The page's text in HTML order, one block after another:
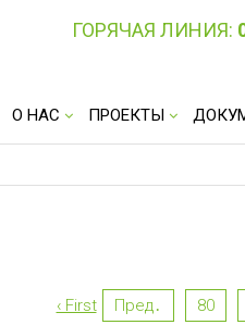
О НАС ПРОЕКТЫ
ГОРЯЧАЯ ЛИНИЯ:
‹ First Пред․ 80